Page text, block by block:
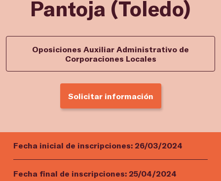
Pantoja (Toledo)
Oposiciones Auxiliar Administrativo de
Corporaciones Locales
Solicitar información
Fecha inicial de inscripciones: 26/03/2024
Fecha final de inscripciones: 25/04/2024